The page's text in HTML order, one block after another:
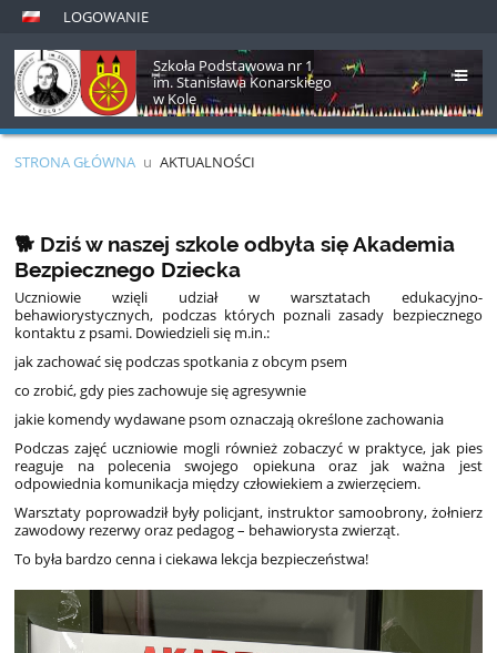
LOGOWANIE
Szkoła Podstawowa nr 1
im. Stanisława Konarskiego
w Kole
STRONA GŁÓWNA u AKTUALNOŚCI
🐕 Dziś w naszej szkole odbyła się Akademia
Bezpiecznego Dziecka
Uczniowie wzięli udział w warsztatach edukacyjno-
behawiorystycznych, podczas których poznali zasady bezpiecznego
kontaktu z psami. Dowiedzieli się m.in.:
jak zachować się podczas spotkania z obcym psem
co zrobić, gdy pies zachowuje się agresywnie
jakie komendy wydawane psom oznaczają określone zachowania
Podczas zajęć uczniowie mogli również zobaczyć w praktyce, jak pies
reaguje na polecenia swojego opiekuna oraz jak ważna jest
odpowiednia komunikacja między człowiekiem a zwierzęciem.
Warsztaty poprowadził były policjant, instruktor samoobrony, żołnierz
zawodowy rezerwy oraz pedagog – behawiorysta zwierząt.
To była bardzo cenna i ciekawa lekcja bezpieczeństwa!